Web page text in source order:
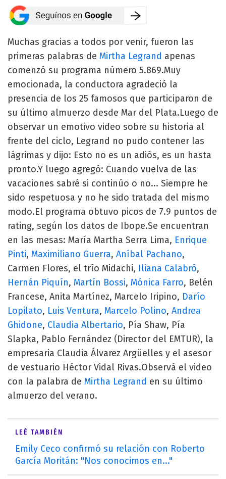
Muchas gracias a todos por venir, fueron las
primeras palabras de Mirtha Legrand apenas
comenzó su programa número 5.869.Muy
emocionada, la conductora agradeció la
presencia de los 25 famosos que participaron de
su último almuerzo desde Mar del Plata.Luego de
observar un emotivo video sobre su historia al
frente del ciclo, Legrand no pudo contener las
lágrimas y dijo: Esto no es un adiós, es un hasta
pronto.Y luego agregó: Cuando vuelva de las
vacaciones sabré si continúo o no... Siempre he
sido respetuosa y no he sido tratada del mismo
modo.El programa obtuvo picos de 7.9 puntos de
rating, según los datos de Ibope.Se encuentran
en las mesas: María Martha Serra Lima, Enrique
Pinti, Maximiliano Guerra, Aníbal Pachano,
Carmen Flores, el trío Midachi, Iliana Calabró,
Hernán Piquín, Martín Bossi, Mónica Farro, Belén
Francese, Anita Martínez, Marcelo Iripino, Darío
Lopilato, Luis Ventura, Marcelo Polino, Andrea
Ghidone, Claudia Albertario, Pía Shaw, Pía
Slapka, Pablo Fernández (Director del EMTUR), la
empresaria Claudia Álvarez Argüelles y el asesor
de vestuario Héctor Vidal Rivas.Observá el video
con la palabra de Mirtha Legrand en su último
almuerzo del verano.
LEÉ TAMBIÉN
Emily Ceco confirmó su relación con Roberto
García Moritán: "Nos conocimos en..."